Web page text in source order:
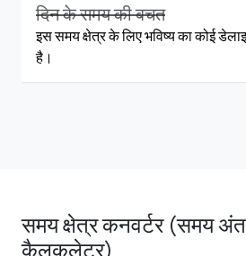
दिन के समय की बचत
इस समय क्षेत्र के लिए भविष्य का कोई
है।
समय क्षेत्र कनवर्टर (समय
कैलकुलेटर)